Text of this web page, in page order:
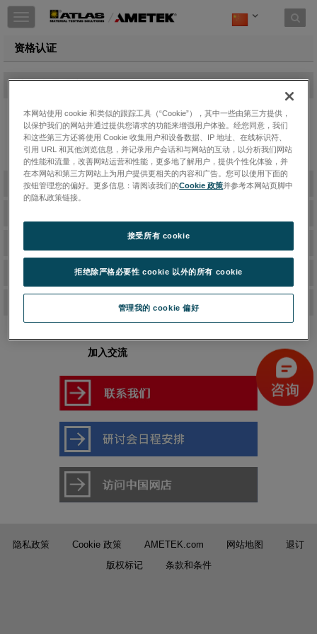
Toggle
navigation
资格认证
Atlas美国和德国的质量管理体系认证
ISO 9001 Certificate valid until 3 June 2027
校准服务 +
FGIA（前身为 AAMA）
加入交流
隐私政策 Cookie 政策 AMETEK.com 网站地图
退订
版权标记
条款和条件
本网站使用 cookie 和类似的跟踪工具（“Cookie”），其中一些由第三方提供，
以保护我们的网站并通过提供您请求的功能来增强用户体验。经您同意，我们
和这些第三方还将使用 Cookie 收集用户和设备数据、IP 地址、在线标识符、
引用 URL 和其他浏览信息，并记录用户会话和与网站的互动，以分析我们网站
的性能和流量，改善网站运营和性能，更多地了解用户，提供个性化体验，并
在本网站和第三方网站上为用户提供更相关的内容和广告。您可以使用下面的
按钮管理您的偏好。更多信息：请阅读我们的Cookie 政策并参考本网站页脚中
的隐私政策链接。
管理我的 cookie 偏好
拒绝除严格必要性 cookie 以外的所有 cookie
接受所有 cookie